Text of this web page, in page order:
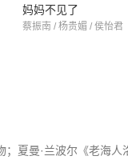
妈妈不见了
蔡振南 / 杨贵媚 / 侯怡君
夏曼·兰波尔《老海